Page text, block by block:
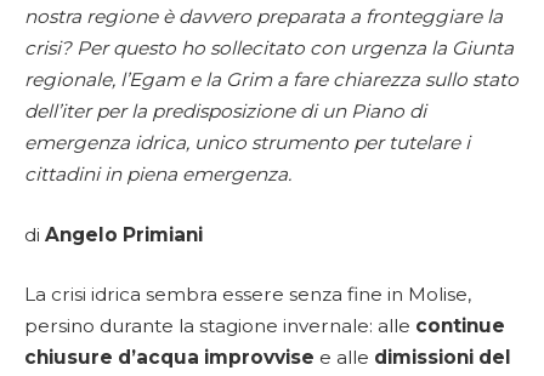
nostra regione è davvero preparata a fronteggiare la
crisi? Per questo ho sollecitato con urgenza la Giunta
regionale, l’Egam e la Grim a fare chiarezza sullo stato
dell’iter per la predisposizione di un Piano di
emergenza idrica, unico strumento per tutelare i
cittadini in piena emergenza.
di Angelo Primiani
La crisi idrica sembra essere senza fine in Molise,
persino durante la stagione invernale: alle continue
chiusure d’acqua improvvise e alle dimissioni del